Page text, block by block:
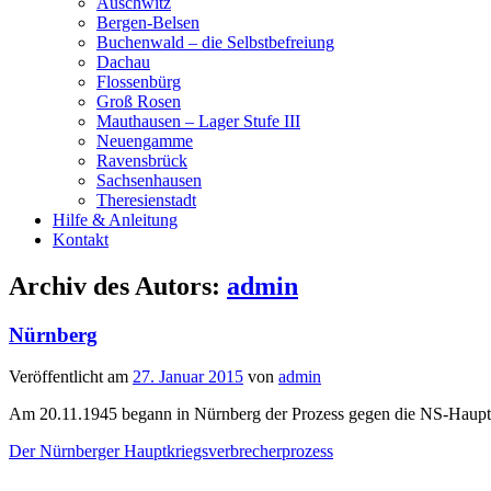
Bergen-Belsen
Buchenwald – die Selbstbefreiung
Dachau
Flossenbürg
Groß Rosen
Mauthausen – Lager Stufe III
Neuengamme
Ravensbrück
Sachsenhausen
Theresienstadt
Hilfe & Anleitung
Kontakt
Archiv des Autors: admin
Nürnberg
Veröffentlicht am 27. Januar 2015 von admin
Am 20.11.1945 begann in Nürnberg der Prozess gegen die NS-
Der Nürnberger Hauptkriegsverbrecherprozess